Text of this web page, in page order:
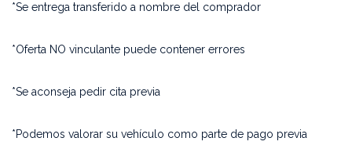
*Se entrega transferido a nombre del comprador
*Oferta NO vinculante puede contener errores
*Se aconseja pedir cita previa
*Podemos valorar su vehículo como parte de pago previa